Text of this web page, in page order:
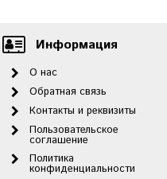
Информация
О нас
Обратная связь
Контакты и реквизиты
Пользовательское
соглашение
Политика
конфиденциальности